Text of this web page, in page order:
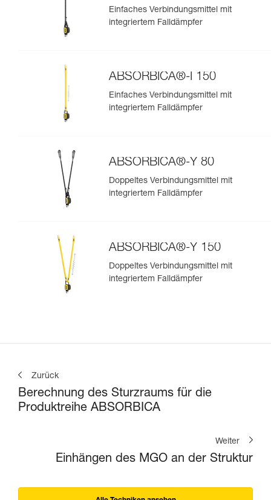
Einfaches Verbindungsmittel mit
integriertem Falldämpfer
ABSORBICA®-I 150
Einfaches Verbindungsmittel mit
integriertem Falldämpfer
ABSORBICA®-Y 80
Doppeltes Verbindungsmittel mit
integriertem Falldämpfer
ABSORBICA®-Y 150
Doppeltes Verbindungsmittel mit
integriertem Falldämpfer
Zurück
Berechnung des Sturzraums für die
Produktreihe ABSORBICA
Weiter
Einhängen des MGO an der Struktur